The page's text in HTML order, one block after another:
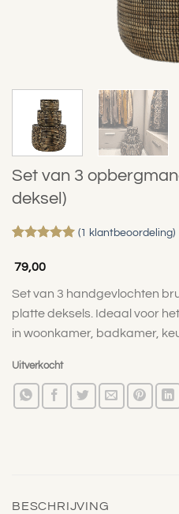
Set van 3
deksel)
5op 5
gebaseerd
opklant
waardering
(1 klantbeoordeling)
79,00
Set van 3 handgevlochten
platte deksels. Ideaal voor
in woonkamer, badkamer,
Uitverkocht
BESCHRIJVING